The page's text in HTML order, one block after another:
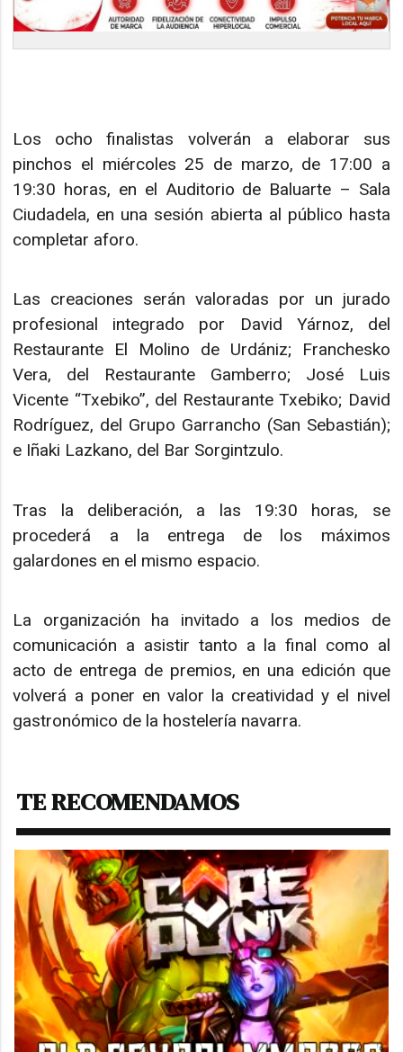
Los ocho finalistas volverán a elaborar sus
pinchos el miércoles 25 de marzo, de 17:00 a
19:30 horas, en el Auditorio de Baluarte – Sala
Ciudadela, en una sesión abierta al público hasta
completar aforo.
Las creaciones serán valoradas por un jurado
profesional integrado por David Yárnoz, del
Restaurante El Molino de Urdániz; Franchesko
Vera, del Restaurante Gamberro; José Luis
Vicente “Txebiko”, del Restaurante Txebiko; David
Rodríguez, del Grupo Garrancho (San Sebastián);
e Iñaki Lazkano, del Bar Sorgintzulo.
Tras la deliberación, a las 19:30 horas, se
procederá a la entrega de los máximos
galardones en el mismo espacio.
La organización ha invitado a los medios de
comunicación a asistir tanto a la final como al
acto de entrega de premios, en una edición que
volverá a poner en valor la creatividad y el nivel
gastronómico de la hostelería navarra.
TE RECOMENDAMOS